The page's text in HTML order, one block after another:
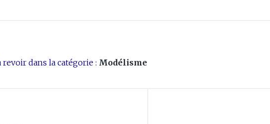
dans la catégorie : Modélisme